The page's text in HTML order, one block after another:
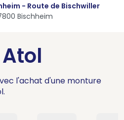
- Route de Bischwiller
Bischheim
l'achat d'une monture